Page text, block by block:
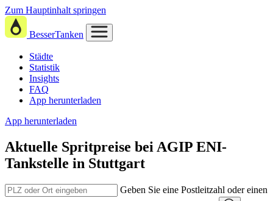
Zum Hauptinhalt springen
BesserTanken
Städte
Statistik
Insights
FAQ
App herunterladen
App herunterladen
Aktuelle Spritpreise bei AGIP ENI-
Tankstelle in Stuttgart
Geben Sie eine Postleitzahl oder einen